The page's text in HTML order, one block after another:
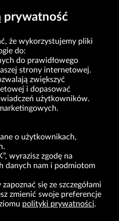
10 | 31-462 Kraków
000-03-61
Śródmieścia w Krakowie,
Rejestru Sądowego nr 0000047082
zł, w pełni opłacony
poz. 118 z zm.).
prywatność
że wykorzystujemy pliki
do:
do prawidłowego
strony internetowej.
zwiększyć
i dopasować
użytkowników.
o użytkownikach,
wyrazisz zgodę na
danych nam i podmiotom
się ze szczegółami
zmienić swoje preferencje
polityki prywatności.